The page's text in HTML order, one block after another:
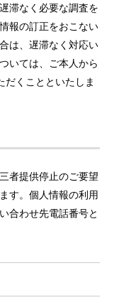
滞なく必要な調査を
報の訂正をおこない
は、遅滞なく対応い
いては、ご本人から
くことといたしま
者提供停止のご要望
す。個人情報の利用
合わせ先電話番号と